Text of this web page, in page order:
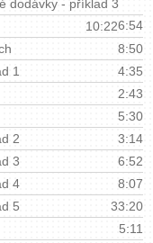
dodávky - příklad 3
6:54
10:22
8:50
1
4:35
2:43
5:30
2
3:14
3
6:52
4
8:07
5
33:20
5:11